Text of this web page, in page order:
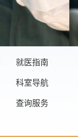
就医指南
科室导航
查询服务